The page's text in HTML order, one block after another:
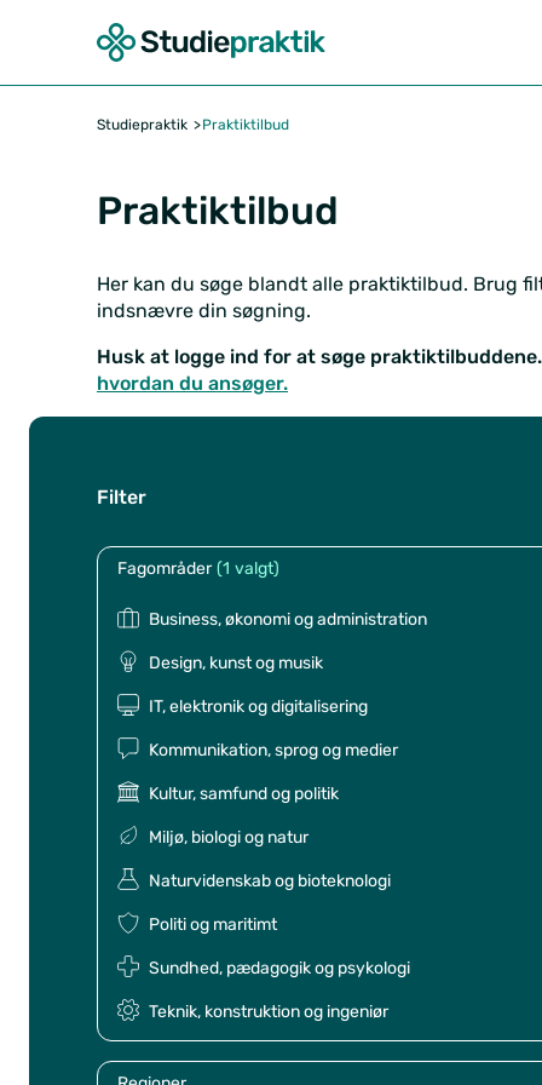
Studiepraktik Praktiktilbud
Praktiktilbud
Her kan du søge blandt alle praktiktilbud. Brug
indsnævre din søgning.
Husk at logge ind for at søge
hvordan du ansøger.
Filter
Fagområder (1 valgt)
Business, økonomi og administration
Design, kunst og musik
IT, elektronik og digitalisering
Kommunikation, sprog og medier
Kultur, samfund og politik
Miljø, biologi og natur
Naturvidenskab og bioteknologi
Politi og maritimt
Sundhed, pædagogik og psykologi
Teknik, konstruktion og ingeniør